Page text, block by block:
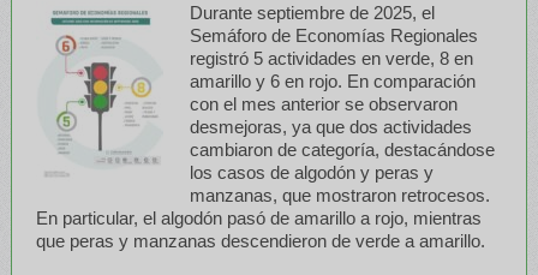
Durante septiembre de 2025, el
Semáforo de Economías Regionales
registró 5 actividades en verde, 8 en
amarillo y 6 en rojo. En comparación
con el mes anterior se observaron
desmejoras, ya que dos actividades
cambiaron de categoría, destacándose
los casos de algodón y peras y
manzanas, que mostraron retrocesos.
En particular, el algodón pasó de amarillo a rojo, mientras
que peras y manzanas descendieron de verde a amarillo.